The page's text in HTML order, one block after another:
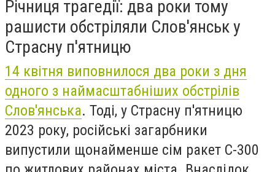
Річниця трагедії: два роки тому
рашисти обстріляли Слов'янськ у
Страсну п'ятницю
14 квітня виповнилося два роки з дня
одного з наймасштабніших обстрілів
Слов'янська. Тоді, у Страсну п'ятницю
2023 року, російські загарбники
випустили щонайменше сім ракет С-300